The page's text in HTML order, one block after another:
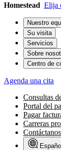
Homestead Elija
Nuestro
Su visita
Servicios
Sobre
Centro de
Agenda una cita
Consultas
Portal del
Pagar
Carreras
Contáctanos
Español